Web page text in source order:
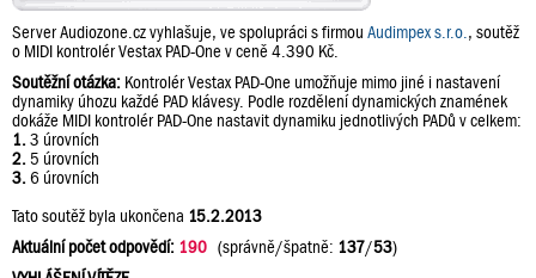
Server Audiozone.cz vyhlašuje, ve spolupráci s firmou Audimpex s.r.o. , soutěž
o MIDI kontrolér Vestax PAD-One v ceně 4.390 Kč.
Soutěžní otázka: Kontrolér Vestax PAD-One umožňuje mimo jiné i nastavení
dynamiky úhozu každé PAD klávesy. Podle rozdělení dynamických znamének
dokáže MIDI kontrolér PAD-One nastavit dynamiku jednotlivých PADů v celkem:
1. 3 úrovních
2. 5 úrovních
3. 6 úrovních
Tato soutěž byla ukončena 15.2.2013
Aktuální počet odpovědí: 190 (správně/špatně: 137/53)